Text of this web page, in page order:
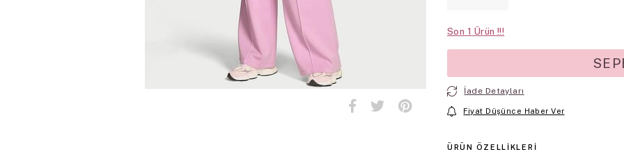
Son 1
İade Detayları
Fiyat Düşünce Haber Ver
ÜRÜN ÖZELLIKLERI